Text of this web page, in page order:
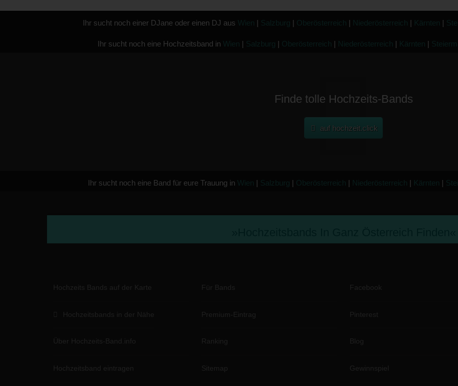
Ihr sucht noch einer DJane oder einen DJ aus | | | | |
Ihr sucht noch eine Hochzeitsband in | | | | |
Finde tolle Hochzeits-Bands
auf hochzeit.click
Ihr sucht noch eine Band für eure Trauung in | | | | |
Hochzeits Bands auf der Karte
Hochzeitsbands in der Nähe
Über Hochzeits-Band.info
Hochzeitsband eintragen
Für Bands
Premium-Eintrag
Ranking
Sitemap
Facebook
Pinterest
Blog
Gewinnspiel